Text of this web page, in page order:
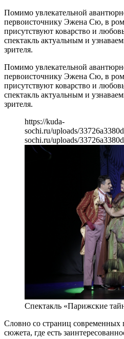
Помимо увлекательной
первоисточнику Эжена Сю, в
присутствуют коварство и
спектакль актуальным и
зрителя.
Помимо увлекательной
первоисточнику Эжена Сю, в
присутствуют коварство и
спектакль актуальным и
зрителя.
https://kuda-
sochi.ru/uploads/
sochi.ru/uploads/
Спектакль «Парижские
Словно со страниц современных
сюжета, где есть